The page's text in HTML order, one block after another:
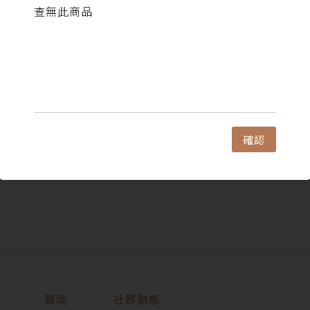
查無此商品
確認
幫助 社群動態